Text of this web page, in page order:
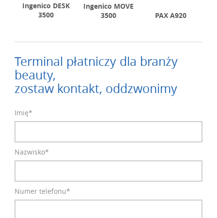
Ingenico DESK
3500
Ingenico MOVE
3500
PAX A920
Terminal płatniczy dla branży
beauty,
zostaw kontakt, oddzwonimy
Imię*
Nazwisko*
Numer telefonu*